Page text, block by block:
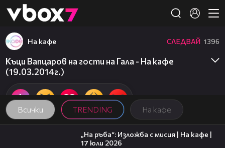
👾
Всички TRENDING На кафе
На кафе СЛЕДВАЙ 1396
Къци Вапцаров на гости на Гала - На кафе
(19.03.2014г.)
09:09
„На ръба“: Изложба с мисия | На кафе |
17 юли 2026